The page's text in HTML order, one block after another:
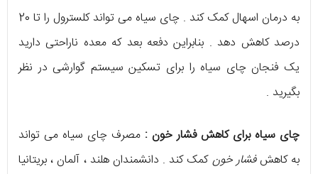
به درمان اسهال کمک کند . چای سیاه می تواند کلسترول را تا 20
درصد کاهش دهد . بنابراین دفعه بعد که معده ناراحتی دارید
یک فنجان چای سیاه را برای تسکین سیستم گوارشی در نظر
بگیرید .
چای سیاه برای کاهش فشار خون : مصرف چای سیاه می تواند
به کاهشفشار خونکمک کند . دانشمندان هلند ، آلمان ، بریتانیا